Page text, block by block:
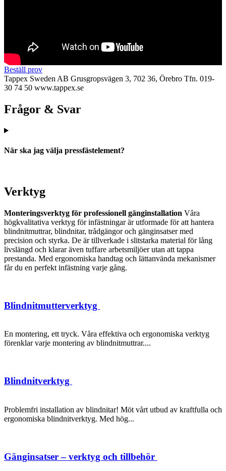
Beställ prov
Tappex Sweden AB Grusgropsvägen 3, 702 36, Örebro Tfn. 019-
30 74 50 www.tappex.se
Frågor & Svar
När ska jag välja pressfästelement?
Verktyg
Monteringsverktyg för professionell gänginstallation Våra
högkvalitativa verktyg för infästningar är utformade för att hantera
blindnitmuttrar, blindnitar, trådgängor och gänginsatser med
precision och styrka. De är tillverkade i slitstarka material för lång
livslängd och klarar även tuffare arbetsmiljöer utan att tappa
prestanda. Med ergonomiska handtag och lättanvända mekanismer
får du en perfekt infästning varje gång.
Blindnitmutterverktyg
En montering, ett tryck. Våra effektiva och ergonomiska verktyg
förenklar varje montering av blindnitmuttrar....
Blindnitverktyg
Problemfri installation av blindnitar! Möt vårt utbud av kraftfulla och
ergonomiska blindnitverktyg. Med hög...
Gänginsatser – verktyg och tillbehör